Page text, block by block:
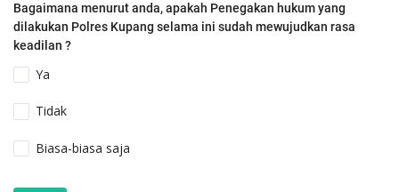
Bagaimana menurut anda, apakah Penegakan hukum yang
dilakukan Polres Kupang selama ini sudah mewujudkan rasa
keadilan ?
Ya
Tidak
Biasa-biasa saja